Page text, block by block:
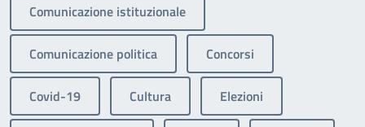
Comunicazione istituzionale
Comunicazione politica Concorsi
Covid-19 Cultura Elezioni